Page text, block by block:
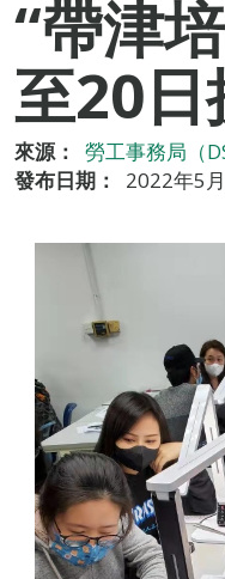
“帶津
至20日
來源：
勞工事務局（
發布日期：
2022年5